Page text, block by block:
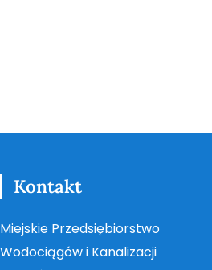
Kontakt
Miejskie Przedsiębiorstwo
Wodociągów i Kanalizacji